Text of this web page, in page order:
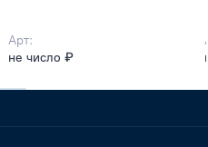
Арт:
не число ₽